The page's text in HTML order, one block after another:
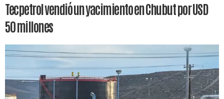
Tecpetrol vendió un yacimiento en Chubut por USD
50 millones